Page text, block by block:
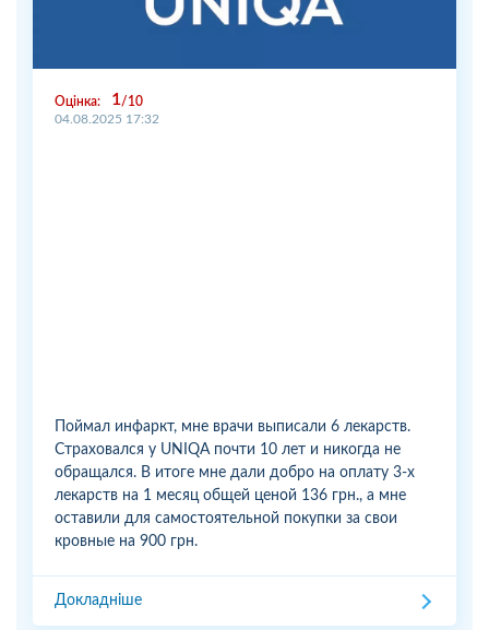
Оцінка: 1
10
04.08.2025 17:32
Поймал инфаркт, мне врачи выписали 6 лекарств.
Страховался у UNIQA почти 10 лет и никогда не
обращался. В итоге мне дали добро на оплату 3-х
лекарств на 1 месяц общей ценой 136 грн., а мне
оставили для самостоятельной покупки за свои
кровные на 900 грн.
Докладніше